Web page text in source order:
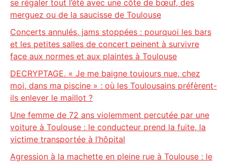
se régaler tout l’été avec une côte de bœuf, des
merguez ou de la saucisse de Toulouse
Concerts annulés, jams stoppées : pourquoi les bars
et les petites salles de concert peinent à survivre
face aux normes et aux plaintes à Toulouse
DECRYPTAGE. « Je me baigne toujours nue, chez
moi, dans ma piscine » : où les Toulousains préfèrent-
ils enlever le maillot ?
Une femme de 72 ans violemment percutée par une
voiture à Toulouse : le conducteur prend la fuite, la
victime transportée à l’hôpital
Agression à la machette en pleine rue à Toulouse : le